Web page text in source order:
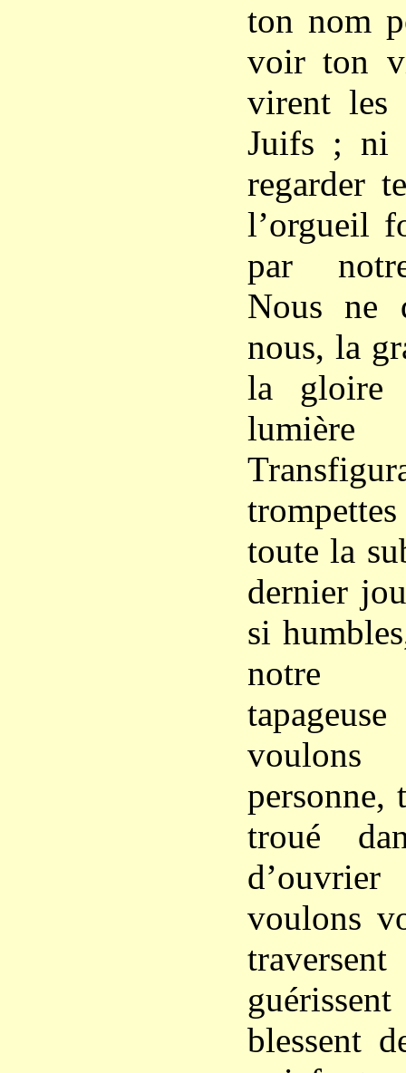
ton nom
voir ton
virent les
Juifs ; ni
regarder
l’orgueil
par
Nous ne
nous, la
la
toute la
dernier
si
notre
personne,
troué
voulons
blessent